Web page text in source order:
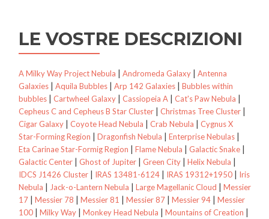
LE VOSTRE DESCRIZIONI
A Milky Way Project Nebula | Andromeda Galaxy | Antenna
Galaxies | Aquila Bubbles | Arp 142 Galaxies | Bubbles within
bubbles | Cartwheel Galaxy | Cassiopeia A | Cat's Paw Nebula |
Cepheus C and Cepheus B Star Cluster | Christmas Tree Cluster |
Cigar Galaxy | Coyote Head Nebula | Crab Nebula | Cygnus X
Star-Forming Region | Dragonfish Nebula | Enterprise Nebulas |
Eta Carinae Star-Formig Region | Flame Nebula | Galactic Snake |
Galactic Center | Ghost of Jupiter | Green City | Helix Nebula |
IDCS J1426 Cluster | IRAS 13481-6124 | IRAS 19312+1950 | Iris
Nebula | Jack-o-Lantern Nebula | Large Magellanic Cloud | Messier
17 | Messier 78 | Messier 81 | Messier 87 | Messier 94 | Messier
100 | Milky Way | Monkey Head Nebula | Mountains of Creation |